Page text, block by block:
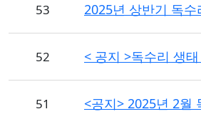
53 2025년 상반기 독
52 < 공지 >독수리 생
51 <공지> 2025년 2월